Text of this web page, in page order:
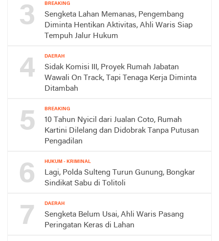
3 BREAKING
Sengketa Lahan Memanas, Pengembang
Diminta Hentikan Aktivitas, Ahli Waris Siap
Tempuh Jalur Hukum
4 DAERAH
Sidak Komisi III, Proyek Rumah Jabatan
Wawali On Track, Tapi Tenaga Kerja Diminta
Ditambah
5 BREAKING
10 Tahun Nyicil dari Jualan Coto, Rumah
Kartini Dilelang dan Didobrak Tanpa Putusan
Pengadilan
6 HUKUM - KRIMINAL
Lagi, Polda Sulteng Turun Gunung, Bongkar
Sindikat Sabu di Tolitoli
7 DAERAH
Sengketa Belum Usai, Ahli Waris Pasang
Peringatan Keras di Lahan